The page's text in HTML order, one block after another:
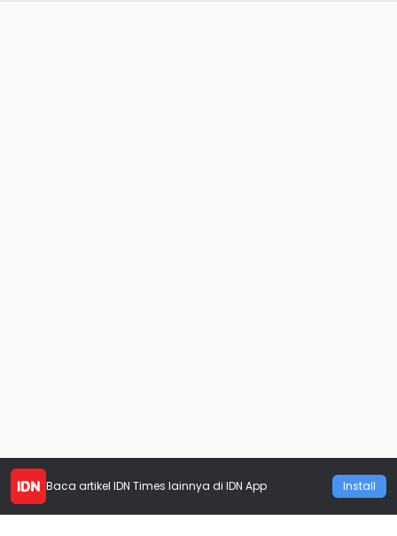
Baca artikel IDN Times lainnya di IDN App Install